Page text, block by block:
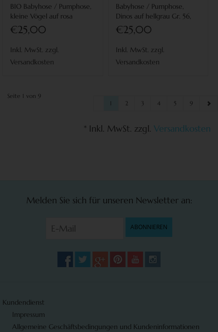
BIO Babyhose / Pumphose,
kleine Vögel auf rosa
€25,00
Inkl. MwSt. zzgl.
Versandkosten
Babyhose / Pumphose,
Dinos auf hellgrau Gr. 56,
62, 68
€25,00
Inkl. MwSt. zzgl.
Versandkosten
Seite 1 von 9
1
2 3 4 5 9
* Inkl. MwSt. zzgl. Versandkosten
Melden Sie sich für unseren Newsletter an:
ABONNIEREN
Kundendienst
Impressum
Allgemeine Geschäftsbedingungen und Kundeninformationen